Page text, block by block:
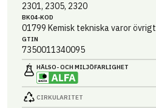
2301, 2305, 2320
BK04-KOD
01799 Kemisk tekniska varor övrigt
GTIN
7350011340095
HÄLSO- OCH MILJÖ­FARLIGHET
CIRKULARITET